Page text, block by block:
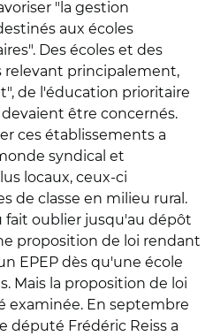
"la gestion
aux écoles
Des écoles et des
principalement,
de l'éducation prioritaire
être concernés.
ces établissements a
syndical et
locaux, ceux-ci
de classe en milieu rural.
fait oublier jusqu'au dépôt
proposition de loi rendant
EPEP dès qu'une école
Mais la proposition de loi
examinée. En septembre
député Frédéric Reiss a